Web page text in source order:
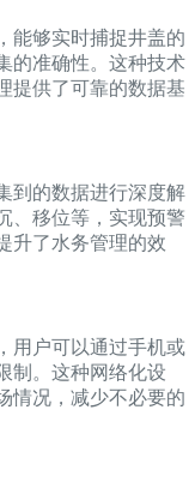
能够实时捕捉井盖的
的准确性。这种技术
提供了可靠的数据基
到的数据进行深度解
、移位等，实现预警
升了水务管理的效
用户可以通过手机或
制。这种网络化设
情况，减少不必要的